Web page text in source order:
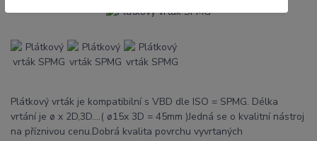
Plátkový vrták je kompatibilní s VBD dle ISO = SPMG. Délka
vrtání je ø x 2D,3D....( ø15x 3D = 45mm )Jedná se o kvalitní nástroj
na příznivou cenu.Dobrá kvalita povrchu vyvrtaných